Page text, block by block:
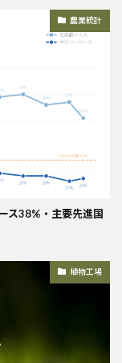
農業統計
ス38%・主要先進国
植物工場